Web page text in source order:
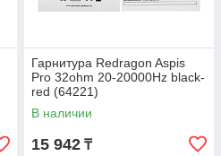
Гарнитура Redragon Aspis
Pro 32ohm 20-20000Hz black-
red (64221)
В наличии
15 942 ₸